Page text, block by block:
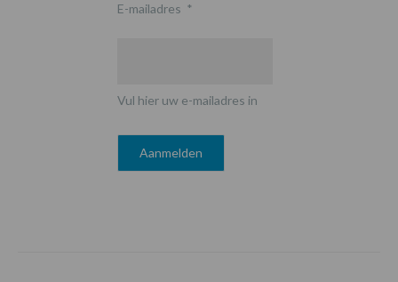
E-mailadres *
Vul hier uw e-mailadres in